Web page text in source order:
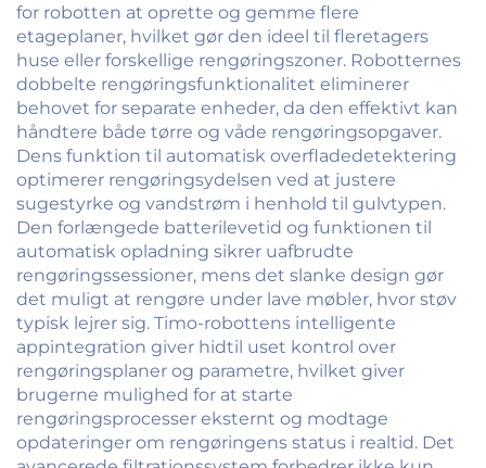
for robotten at oprette og gemme flere
etageplaner, hvilket gør den ideel til fleretagers
huse eller forskellige rengøringszoner. Robotternes
dobbelte rengøringsfunktionalitet eliminerer
behovet for separate enheder, da den effektivt kan
håndtere både tørre og våde rengøringsopgaver.
Dens funktion til automatisk overfladedetektering
optimerer rengøringsydelsen ved at justere
sugestyrke og vandstrøm i henhold til gulvtypen.
Den forlængede batterilevetid og funktionen til
automatisk opladning sikrer uafbrudte
rengøringssessioner, mens det slanke design gør
det muligt at rengøre under lave møbler, hvor støv
typisk lejrer sig. Timo-robottens intelligente
appintegration giver hidtil uset kontrol over
rengøringsplaner og parametre, hvilket giver
brugerne mulighed for at starte
rengøringsprocesser eksternt og modtage
opdateringer om rengøringens status i realtid. Det